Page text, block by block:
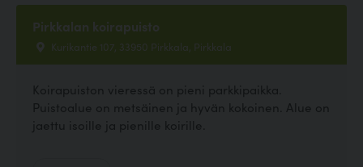
Pirkkalan koirapuisto
Kurikantie 107, 33950 Pirkkala, Pirkkala
Koirapuiston vieressä on pieni parkkipaikka.
Puistoalue on metsäinen ja hyvän kokoinen. Alue on
jaettu isoille ja pienille koirille.